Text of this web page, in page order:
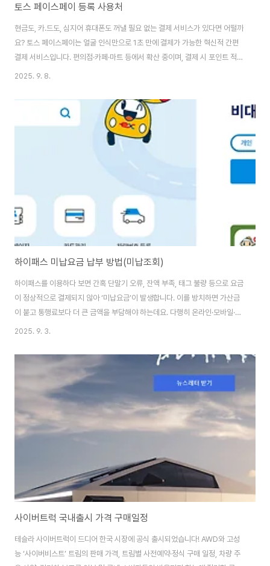
토스 페이스페이 등록 사용처
현금도, 카.드도, 심지어 휴대폰도 꺼낼 필요 없는 결제 서비스가 있다면 어떨까
요? 토스 페이스페이는 얼굴 인식만으로 1초 만에 결제가 가능한 혁신적 간편
결제 서비스입니다. 편의점·카페·마트 등에서 확산 중이며, 결제 시 포인트 적립
·멤버십 자동 적립·성인 인증까지 지원합니다. 편리한 토스 페이스페이 등록해
이스페이는 얼굴 인식 기반 비접촉 간편결제 서비스입니다. 토스 앱에서 얼굴
과 결제수단, 신분증을 사전 등록해두면, 매장에서 단말기에 얼굴을 인식시키
는 것만으로 결제가 이루어집니다. 결제 속도: 약 1초결제 방식: 얼굴 인식 + 등
록된 카.드/계좌 자동 결제주요 특징: 지갑, 카.드, 휴대폰 불필요즉, 양손이 자
2025. 9. 8.
하이패스 미납요금 납부 방법(미납조회)
하이패스를 이용하다 보면 간혹 단말기 오류, 잔액 부족, 태그 불량 등으로 요금
이 정상적으로 결제되지 않아 ‘미납요금’이 발생합니다. 이를 방치하면 가산금
이 붙고 통행료보다 더 큰 금액을 부담해야 하는데요. 다행히 온라인·모바일·고
객센터·은행 자동이체 등 다양한 경로로 간편하게 납부할 수 있습니다. 이번 글
까지 2025년 최신 정보를 체계적으로 알려드립니다. 하이패스 미납요금 납부
하기 하이패스 미납요금이란? 하이패스 미납요금이란, 유료도로를 이용할 때
차량에 장착된 단말기(OBU)와 하이패스 차로 시스템이 정상적으로 인식하지
못해 통행료 결제가 이루어지지 않은 상태를 의미합니다. 이 경우 운전자는 해
당 요금을 추후 별도로..
2025. 9. 3.
사이버트럭 국내출시 가격 구매일정
테슬라 사이버트럭이 드디어 한국 시장에 공식 출시되었습니다! AWD와 고성
능 ‘사이버비스트’ 트림의 판매 가격, 트림별 사전예약·정식 구매 일정, 차량 주